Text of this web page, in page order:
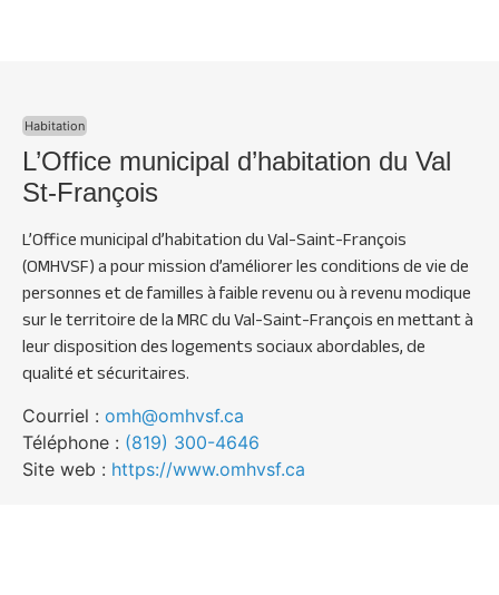
Habitation
L’Office municipal d’habitation du Val
St-François
L’Office municipal d’habitation du Val-Saint-François
(OMHVSF) a pour mission d’améliorer les conditions de vie de
personnes et de familles à faible revenu ou à revenu modique
sur le territoire de la MRC du Val-Saint-François en mettant à
leur disposition des logements sociaux abordables, de
qualité et sécuritaires.
Courriel : omh@omhvsf.ca
Téléphone : (819) 300-4646
Site web : https://www.omhvsf.ca